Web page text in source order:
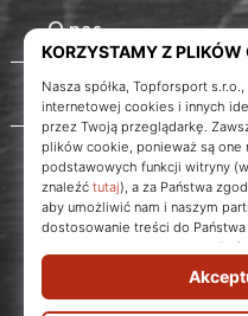
O nas
Obsługa klienta